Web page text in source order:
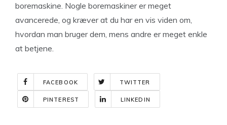
boremaskine. Nogle boremaskiner er meget
avancerede, og kræver at du har en vis viden om,
hvordan man bruger dem, mens andre er meget enkle
at betjene.
FACEBOOK TWITTER
PINTEREST LINKEDIN